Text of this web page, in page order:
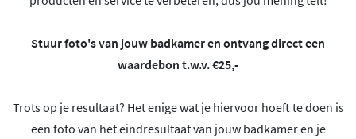
Stuur foto's van jouw badkamer en ontvang direct een
waardebon t.w.v. €25,-
Trots op je resultaat? Het enige wat je hiervoor hoeft te doen is
een foto van het eindresultaat van jouw badkamer en je